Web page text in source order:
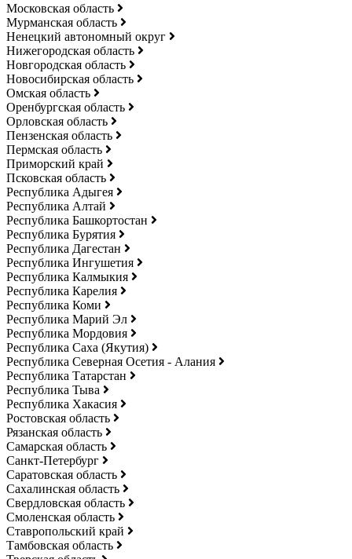
Московская область
Мурманская область
Ненецкий автономный округ
Нижегородская область
Новгородская область
Новосибирская область
Омская область
Оренбургская область
Орловская область
Пензенская область
Пермская область
Приморский край
Псковская область
Республика Адыгея
Республика Алтай
Республика Башкортостан
Республика Бурятия
Республика Дагестан
Республика Ингушетия
Республика Калмыкия
Республика Карелия
Республика Коми
Республика Марий Эл
Республика Мордовия
Республика Саха (Якутия)
Республика Северная Осетия - Алания
Республика Татарстан
Республика Тыва
Республика Хакасия
Ростовская область
Рязанская область
Самарская область
Санкт-Петербург
Саратовская область
Сахалинская область
Свердловская область
Смоленская область
Ставропольский край
Тамбовская область